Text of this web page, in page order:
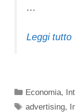
…
Leggi tutto
Categorie
Economia,
Tag
advertising,